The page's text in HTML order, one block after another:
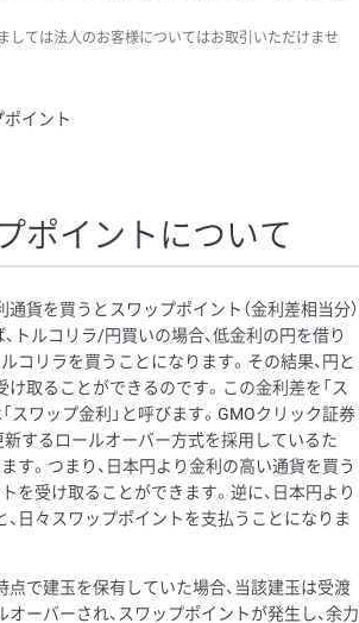
しては法人のお客様についてはお取引いただけませ
ポイント
ポイントについて
貨を買うとスワップポイント（金利差相当分）
トルコリラ/円買いの場合、低金利の円を借り
コリラを買うことになります。その結果、円と
け取ることができるのです。この金利差を「ス
スワップ金利」と呼びます。GMOクリック証券
新するロールオーバー方式を採用しているた
す。つまり、日本円より金利の高い通貨を買う
を受け取ることができます。逆に、日本円より
日々スワップポイントを支払うことになりま
点で建玉を保有していた場合、当該建玉は受渡
ーバーされ、スワップポイントが発生し、余力